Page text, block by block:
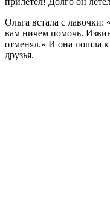
Ольга встала с
вам ничем помочь.
отменял.» И она пошла
друзья.